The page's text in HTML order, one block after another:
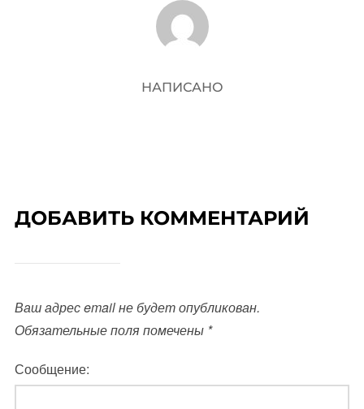
АВТОР ЗАПИСИ
НАПИСАНО
ДОБАВИТЬ КОММЕНТАРИЙ
Ваш адрес email не будет опубликован.
Обязательные поля помечены *
Сообщение: